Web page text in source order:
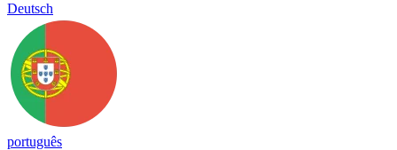
Deutsch
português